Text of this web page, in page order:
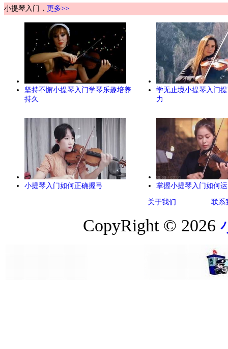
小提琴入门， 更多>>
坚持不懈小提琴入门学琴乐趣培养
持久
学无止境小提琴入门
力
小提琴入门如何正确握弓 掌握小提琴入门如何
关于我们 联系
CopyRight © 2026